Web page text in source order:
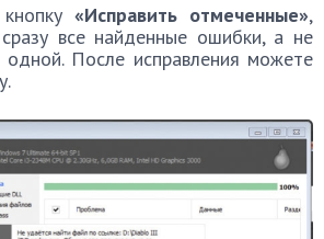
«Исправить отмеченные»,
все найденные ошибки, а не
одной. После исправления можете